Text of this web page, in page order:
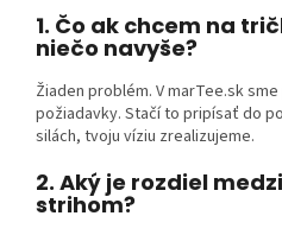
1. Čo ak chcem na
niečo navyše?
Žiaden problém. V marTee.sk
požiadavky. Stačí to pripísať do
silách, tvoju víziu zrealizujeme.
2. Aký je rozdiel
strihom?